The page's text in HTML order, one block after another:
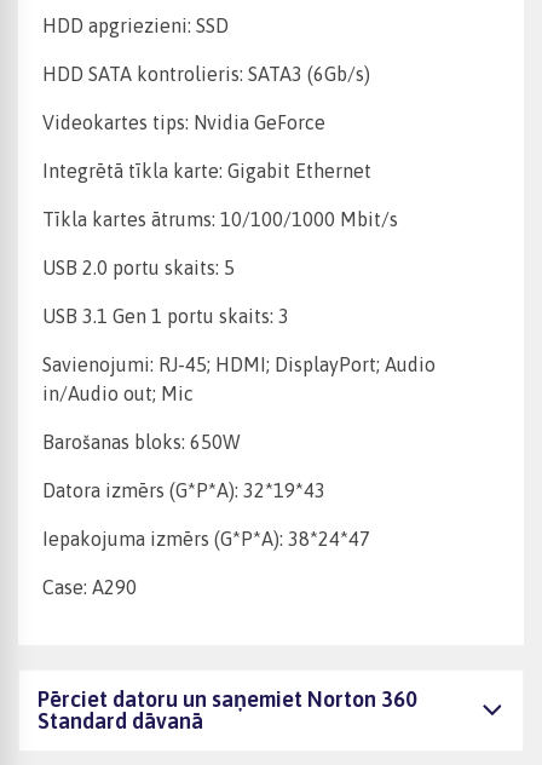
HDD apgriezieni: SSD
HDD SATA kontrolieris: SATA3 (6Gb/s)
Videokartes tips: Nvidia GeForce
Integrētā tīkla karte: Gigabit Ethernet
Tīkla kartes ātrums: 10/100/1000 Mbit/s
USB 2.0 portu skaits: 5
USB 3.1 Gen 1 portu skaits: 3
Savienojumi: RJ-45; HDMI; DisplayPort; Audio
in/Audio out; Mic
Barošanas bloks: 650W
Datora izmērs (G*P*A): 32*19*43
Iepakojuma izmērs (G*P*A): 38*24*47
Case: A290
Pērciet datoru un saņemiet Norton 360
Standard dāvanā